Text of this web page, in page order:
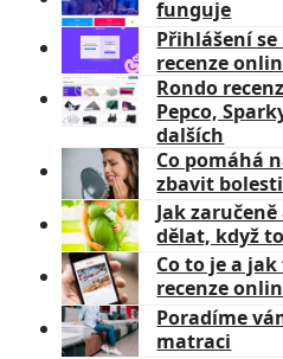
funguje
Přihlášení
recenze
Rondo
Pepco,
dalších
Co pomáhá
zbavit bolesti
Jak
dělat, když
Co to je a
recenze
Poradíme
matraci